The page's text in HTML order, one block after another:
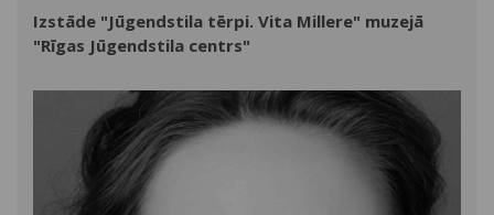
Izstāde "Jūgendstila tērpi. Vita Millere" muzejā
"Rīgas Jūgendstila centrs"